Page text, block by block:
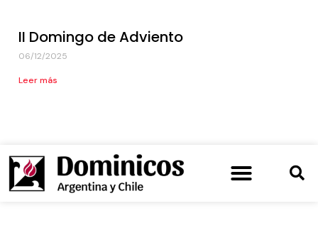
II Domingo de Adviento
06/12/2025
Leer más